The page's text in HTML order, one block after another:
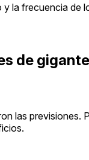
y la frecuencia de
de
las previsiones.